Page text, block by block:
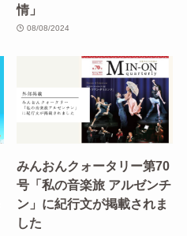
情」
08/08/2024
みんおんクォータリー第70
号「私の音楽旅 アルゼンチ
ン」に紀行文が掲載されま
した